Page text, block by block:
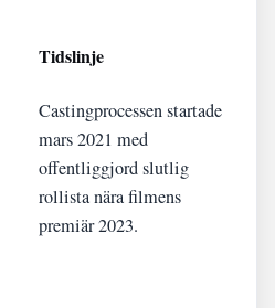
Tidslinje
Castingprocessen startade
mars 2021 med
offentliggjord slutlig
rollista nära filmens
premiär 2023.